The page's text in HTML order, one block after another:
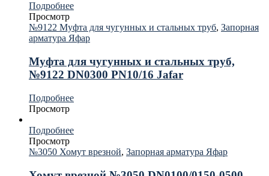
Подробнее
Просмотр
№9122 Муфта для чугунных и стальных труб, Запорная
арматура Яфар
Муфта для чугунных и стальных труб,
№9122 DN0300 PN10/16 Jafar
Подробнее
Просмотр
Подробнее
Просмотр
№3050 Хомут врезной, Запорная арматура Яфар